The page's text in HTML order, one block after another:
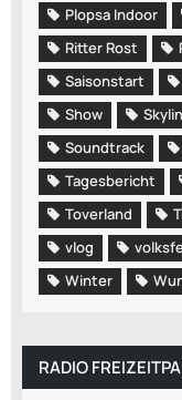
Plopsa Indoor
Ritter Rost
Saisonstart
Show
Soundtrack
Tagesbericht
Toverland
vlog
Winter
RADIO